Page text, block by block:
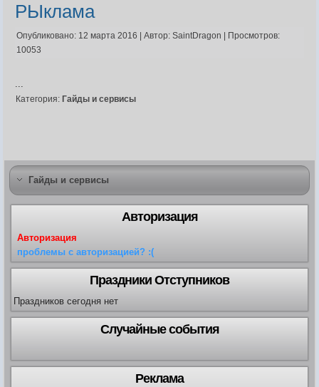
Похождения Пити
РЫклама
Опубликовано: 12 марта 2016 |Автор: SaintDragon
Просмотров:
10053
...
Категория: Гайды и сервисы
Гайды и сервисы
Авторизация
Авторизация
проблемы с авторизацией? :(
Праздники Отступников
Праздников сегодня нет
Случайные события
Реклама